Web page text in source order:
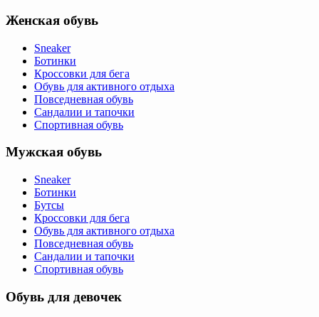
Женская обувь
Sneaker
Ботинки
Кроссовки для бега
Обувь для активного отдыха
Повседневная обувь
Сандалии и тапочки
Спортивная обувь
Мужская обувь
Sneaker
Ботинки
Бутсы
Кроссовки для бега
Обувь для активного отдыха
Повседневная обувь
Сандалии и тапочки
Спортивная обувь
Обувь для девочек